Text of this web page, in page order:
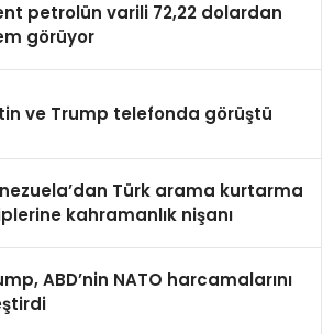
petrolün varili 72,22 dolardan
görüyor
ve Trump telefonda görüştü
Türk arama kurtarma
kahramanlık nişanı
ABD’nin NATO harcamalarını